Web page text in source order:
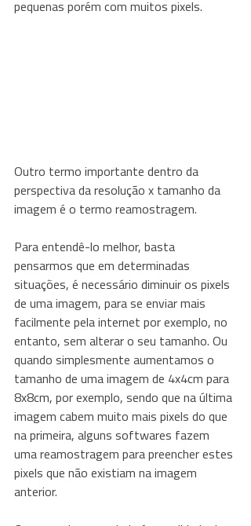
pequenas porém com muitos pixels.
Outro termo importante dentro da
perspectiva da resolução x tamanho da
imagem é o termo reamostragem.
Para entendê-lo melhor, basta
pensarmos que em determinadas
situações, é necessário diminuir os pixels
de uma imagem, para se enviar mais
facilmente pela internet por exemplo, no
entanto, sem alterar o seu tamanho. Ou
quando simplesmente aumentamos o
tamanho de uma imagem de 4x4cm para
8x8cm, por exemplo, sendo que na última
imagem cabem muito mais pixels do que
na primeira, alguns softwares fazem
uma reamostragem para preencher estes
pixels que não existiam na imagem
anterior.